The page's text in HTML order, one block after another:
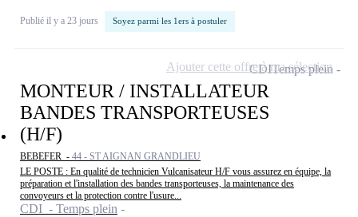
Publié il y a 23 jours Soyez parmi les 1ers à postuler
MONTEUR / INSTALLATEUR
BANDES TRANSPORTEUSES
(H/F)
BEBEFER - 44 - ST AIGNAN GRANDLIEU
LE POSTE : En qualité de technicien Vulcanisateur H/F vous assurez en équipe, la
préparation et l'installation des bandes transporteuses, la maintenance des
convoyeurs et la protection contre l'usure...
CDI - Temps plein
CDITemps plein
Ajouter cette offre à ma sélection